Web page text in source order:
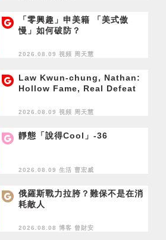
「零興趣」申美籍 「美式傲
慢」如何破防？
2026.08.09 視頻 周天慧
Law Kwun-chung, Nathan:
Hollow Fame, Real Defeat
2026.08.09 視頻 周天慧
靜態「說得Cool」-36
2026.08.09 生活 曹宏威
俄羅斯戰力拉胯？難保不是在消
耗敵人
2026.08.08 博客 曾財安